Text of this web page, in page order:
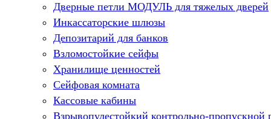
Дверные петли МОДУЛЬ для тяжелых дверей
Инкассаторские шлюзы
Депозитарий для банков
Взломостойкие сейфы
Хранилище ценностей
Сейфовая комната
Кассовые кабины
Взрывопулестойкий контрольно-пропускной